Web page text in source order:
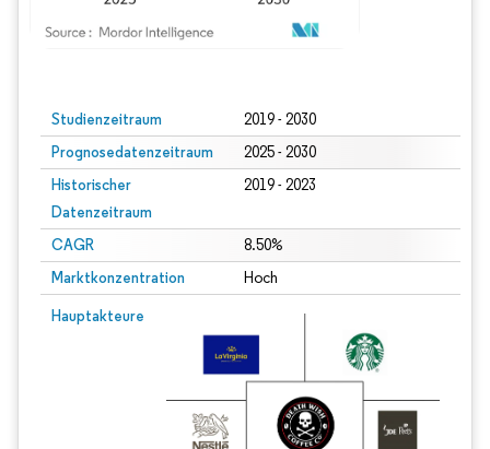
Studienzeitraum 2019 - 2030
Prognosedatenzeitraum 2025 - 2030
Historischer
Datenzeitraum
2019 - 2023
CAGR 8.50%
Marktkonzentration Hoch
Hauptakteure